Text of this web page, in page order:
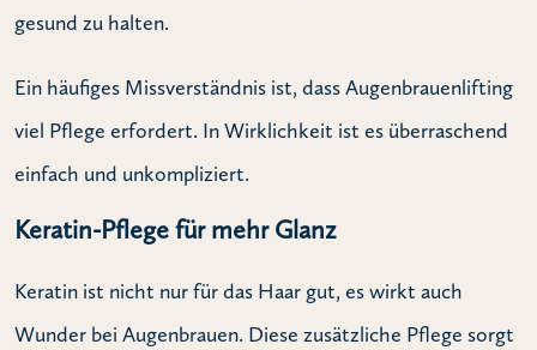
gesund zu halten.
Ein häufiges Missverständnis ist, dass Augenbrauenlifting
viel Pflege erfordert. In Wirklichkeit ist es überraschend
einfach und unkompliziert.
Keratin-Pflege für mehr Glanz
Keratin ist nicht nur für das Haar gut, es wirkt auch
Wunder bei Augenbrauen. Diese zusätzliche Pflege sorgt